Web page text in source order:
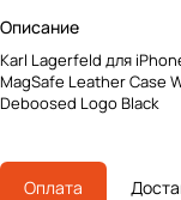
Описание
Karl Lagerfeld для
MagSafe Leather Case
Deboosed Logo Black
Оплата